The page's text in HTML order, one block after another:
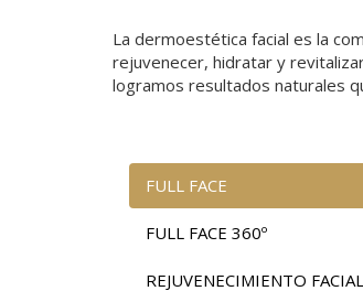
La dermoestética facial es la
rejuvenecer, hidratar y
logramos resultados naturales
FULL FACE
FULL FACE 360º
REJUVENECIMIENTO